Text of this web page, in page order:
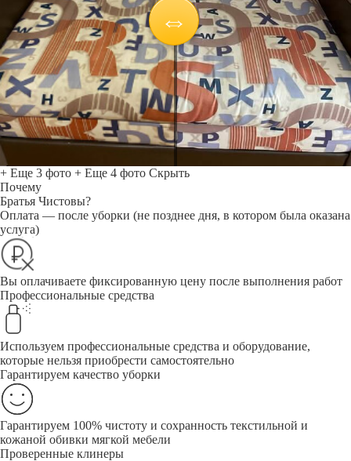
+ Еще 3 фото + Еще 4 фото Скрыть
Почему
Братья Чистовы?
Оплата — после уборки (не позднее дня, в котором была оказана
услуга)
Вы оплачиваете фиксированную цену после выполнения работ
Профессиональные средства
Используем профессиональные средства и оборудование,
которые нельзя приобрести самостоятельно
Гарантируем качество уборки
Гарантируем 100% чистоту и сохранность текстильной и
кожаной обивки мягкой мебели
Проверенные клинеры